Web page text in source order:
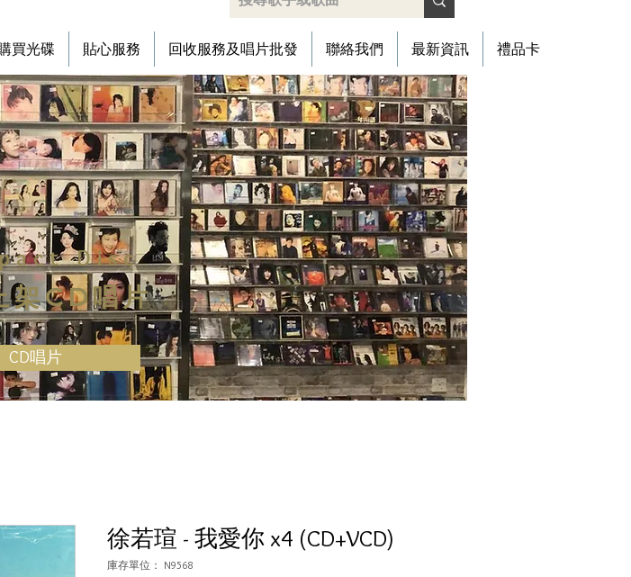
買光碟 貼心服務 回收服務及唱片批發 聯絡我們 最新資訊 禮品卡
Disc
架CD唱片
CD唱片
徐若瑄 - 我愛你 x4 (CD+VCD)
庫存單位： N9568